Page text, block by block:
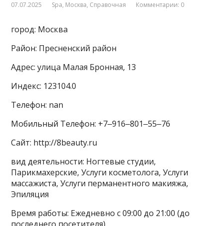
07.07.2025 Spa, Москва, Справочная Комментарии: 0
город: Москва
Район: Пресненский район
Адрес: улица Малая Бронная, 13
Индекс: 123104.0
Телефон: nan
Мобильный Телефон: +7‒916‒801‒55‒76
Сайт: http://8beauty.ru
вид деятельности: Ногтевые студии,
Парикмахерские, Услуги косметолога, Услуги
массажиста, Услуги перманентного макияжа,
Эпиляция
Время работы: Ежедневно с 09:00 до 21:00 (до